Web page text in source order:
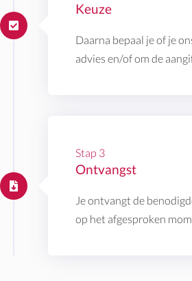
Keuze
Daarna bepaal je of je
advies en/of om de
Stap 3
Ontvangst
Je ontvangt de
op het afgesproken